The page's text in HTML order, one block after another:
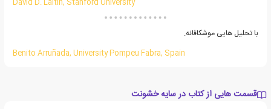
David D. Laitin, Stanford University
با تحلیل هایی موشکافانه.
Benito Arruñada, University Pompeu Fabra, Spain
قسمت هایی از کتاب در سایه خشونت